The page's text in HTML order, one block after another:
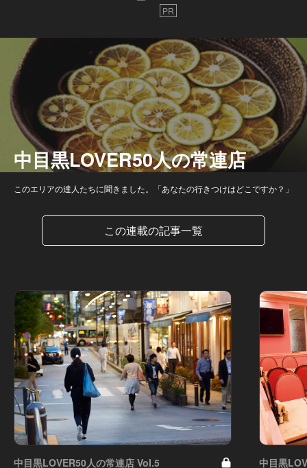
PR
中目黒LOVER50人の常連店
このエリアの達人たちに聞きました。「あなたの行きつけはどこですか？」
この連載の記事一覧
中目黒LOVER50人の常連店 Vol.5 中目黒